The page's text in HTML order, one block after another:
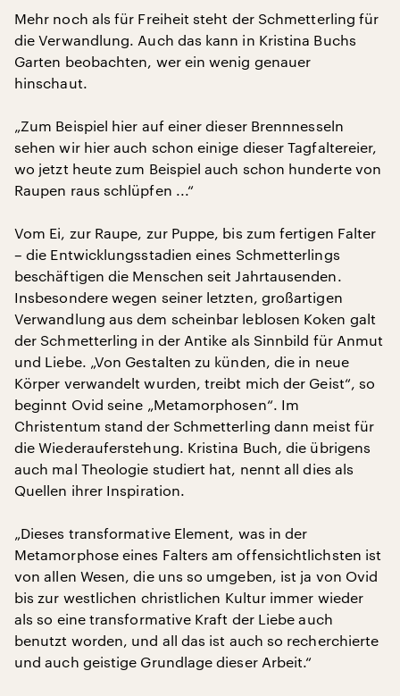
Mehr noch als für Freiheit steht der Schmetterling für
die Verwandlung. Auch das kann in Kristina Buchs
Garten beobachten, wer ein wenig genauer
hinschaut.
„Zum Beispiel hier auf einer dieser Brennnesseln
sehen wir hier auch schon einige dieser Tagfaltereier,
wo jetzt heute zum Beispiel auch schon hunderte von
Raupen raus schlüpfen ...“
Vom Ei, zur Raupe, zur Puppe, bis zum fertigen Falter
– die Entwicklungsstadien eines Schmetterlings
beschäftigen die Menschen seit Jahrtausenden.
Insbesondere wegen seiner letzten, großartigen
Verwandlung aus dem scheinbar leblosen Koken galt
der Schmetterling in der Antike als Sinnbild für Anmut
und Liebe. „Von Gestalten zu künden, die in neue
Körper verwandelt wurden, treibt mich der Geist“, so
beginnt Ovid seine „Metamorphosen“. Im
Christentum stand der Schmetterling dann meist für
die Wiederauferstehung. Kristina Buch, die übrigens
auch mal Theologie studiert hat, nennt all dies als
Quellen ihrer Inspiration.
„Dieses transformative Element, was in der
Metamorphose eines Falters am offensichtlichsten ist
von allen Wesen, die uns so umgeben, ist ja von Ovid
bis zur westlichen christlichen Kultur immer wieder
als so eine transformative Kraft der Liebe auch
benutzt worden, und all das ist auch so recherchierte
und auch geistige Grundlage dieser Arbeit.“